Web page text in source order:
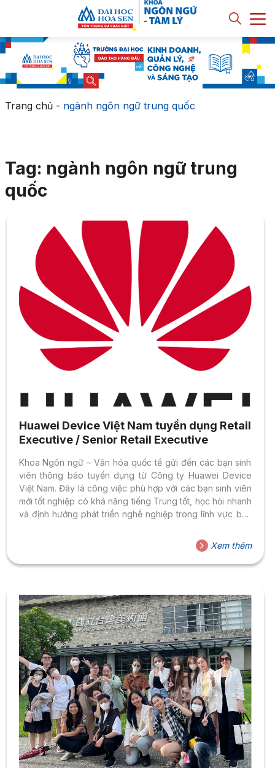
Trang chủ- ngành ngôn ngữ trung quốc
Tag: ngành ngôn ngữ trung
quốc
Huawei Device Việt Nam tuyển dụng Retail
Executive / Senior Retail Executive
Khoa Ngôn ngữ – Văn hóa quốc tế gửi đến các bạn sinh
viên thông báo tuyển dụng từ Công ty Huawei Device
Việt Nam. Đây là công việc phù hợp với các bạn sinh viên
mới tốt nghiệp có khả năng tiếng Trung tốt, học hỏi nhanh
và định hướng phát triển nghề nghiệp trong lĩnh vực bán
những bạn có kinh nghiệm hơn, vị trí Senior cũng đang
được mở cho các bạn. VỀ CÔNG VIỆC THÔNG TIN LIÊN
HỆ ỨNG TUYỂN VỀ DOANH NGHIỆPHuawei là nhà cung...
Xem thêm